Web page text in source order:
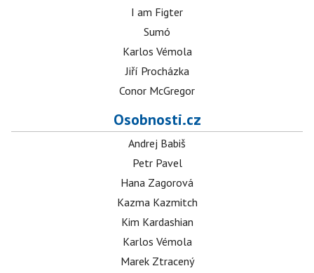
I am Figter
Sumó
Karlos Vémola
Jiří Procházka
Conor McGregor
Osobnosti.cz
Andrej Babiš
Petr Pavel
Hana Zagorová
Kazma Kazmitch
Kim Kardashian
Karlos Vémola
Marek Ztracený